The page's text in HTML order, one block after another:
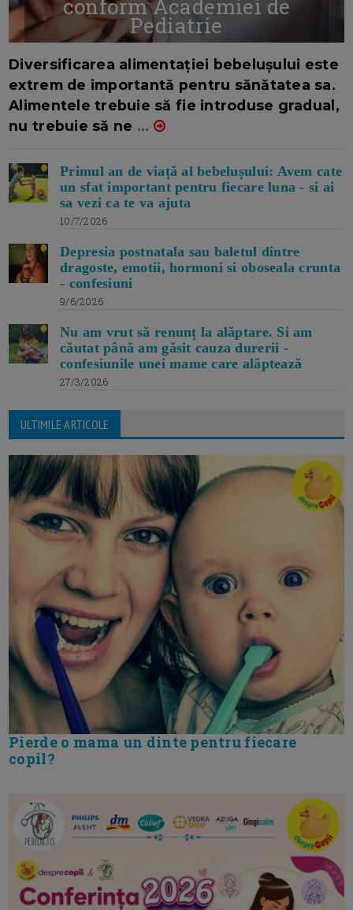
conform Academiei de
Pediatrie
Diversificarea alimentației bebelușului este
extrem de importantă pentru sănătatea sa.
Alimentele trebuie să fie introduse gradual,
nu trebuie să ne ...
Primul an de viață al bebelușului: Avem cate
un sfat important pentru fiecare luna - si ai
sa vezi ca te va ajuta
10/7/2026
Depresia postnatala sau baletul dintre
dragoste, emotii, hormoni si oboseala crunta
- confesiuni
9/6/2026
Nu am vrut să renunț la alăptare. Si am
căutat până am găsit cauza durerii -
confesiunile unei mame care alăptează
27/3/2026
ULTIMILE ARTICOLE
Pierde o mama un dinte pentru fiecare
copil?